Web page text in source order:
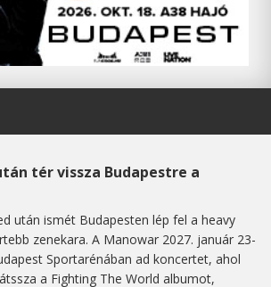
tér vissza Budapestre a
után ismét Budapesten lép fel a heavy
zenekara. A Manowar 2027. január 23-
Sportarénában ad koncertet, ahol
a Fighting The World albumot,